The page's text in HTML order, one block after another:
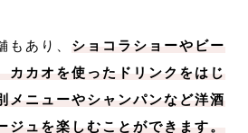
もあり、 ショコラショーやビー
カカオを使ったドリンクをはじ
メニューやシャンパンなど洋酒
ジュを楽しむことができます。